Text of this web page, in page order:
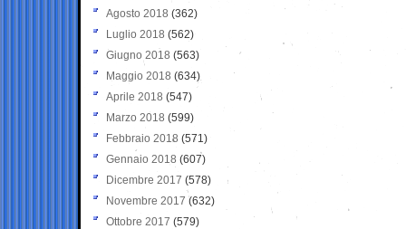
Agosto 2018 (362)
Luglio 2018 (562)
Giugno 2018 (563)
Maggio 2018 (634)
Aprile 2018 (547)
Marzo 2018 (599)
Febbraio 2018 (571)
Gennaio 2018 (607)
Dicembre 2017 (578)
Novembre 2017 (632)
Ottobre 2017 (579)